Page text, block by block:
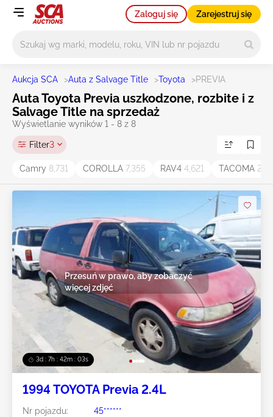
Zaloguj się Zarejestruj się
Aukcja SCA >Auta z Salvage Title >Toyota >PREVIA
Auta Toyota Previa uszkodzone, rozbite i z
Salvage Title na sprzedaż
Wyświetlanie wyników 1 - 8 z 8
Filter3
Camry 8,731 COROLLA 7,355 RAV4 4,621 TACOMA
3d : 7h : 42m : 02s
Przesuń w prawo, aby zobaczyć
więcej zdjęć
1994 TOYOTA Previa 2.4L
Nr pojazdu:
45******